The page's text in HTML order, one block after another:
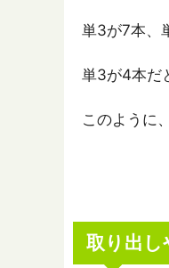
単3が7本、
単3が4本だ
このように、
取り出し